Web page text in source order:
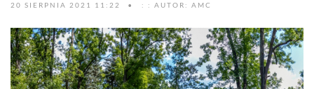
20 SIERPNIA 2021 11:22 : : AUTOR: AMC